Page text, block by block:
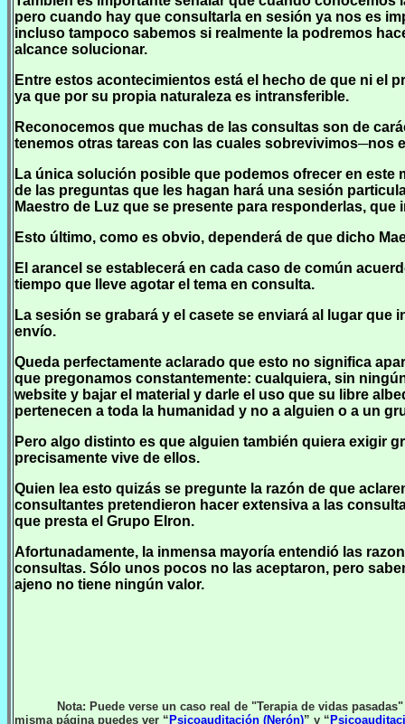
pero cuando hay que consultarla en sesión ya nos es
incluso tampoco sabemos si realmente la podremos
alcance solucionar.
Entre estos acontecimientos está el hecho de que ni el
ya que por su propia naturaleza es intransferible.
Reconocemos que muchas de las consultas son de
tenemos otras tareas con las cuales sobrevivimos─nos
La única solución posible que podemos ofrecer en
de las preguntas que les hagan hará una sesión
Maestro de Luz que se presente para responderlas,
Esto último, como es obvio, dependerá de que dicho
El arancel se establecerá en cada caso de común
tiempo que lleve agotar el tema en consulta.
La sesión se grabará y el casete se enviará al lugar
envío.
Queda perfectamente aclarado que esto no significa
que pregonamos constantemente: cualquiera, sin
website y bajar el material y darle el uso que su libre
pertenecen a toda la humanidad y no a alguien o a un
Pero algo distinto es que alguien también quiera exigir
precisamente vive de ellos.
Quien lea esto quizás se pregunte la razón de que
consultantes pretendieron hacer extensiva a las
que presta el Grupo Elron.
Afortunadamente, la inmensa mayoría entendió las
consultas. Sólo unos pocos no las aceptaron, pero
ajeno no tiene ningún valor.
Nota: Puede verse un caso real de "Terapia de vidas
misma página puedes ver “ Psicoauditación (Nerón)” y “